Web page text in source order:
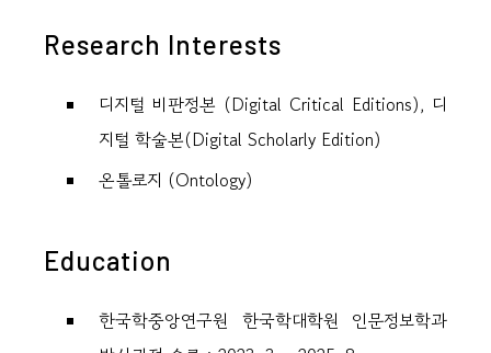
Research Interests
디지털 비판정본 (Digital Critical Editions), 디
지털 학술본(Digital Scholarly Edition)
온톨로지 (Ontology)
Education
한국학중앙연구원 한국학대학원 인문정보학과